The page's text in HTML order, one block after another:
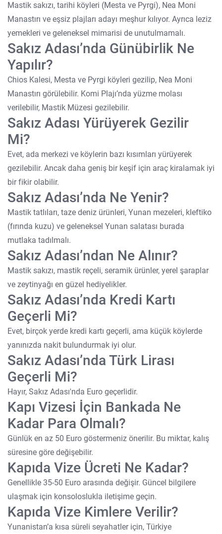
Mastik sakızı, tarihi köyleri (Mesta ve Pyrgi), Nea Moni
Manastırı ve eşsiz plajları adayı meşhur kılıyor. Ayrıca leziz
yemekleri ve geleneksel mimarisi de unutulmamalı.
Sakız Adası’nda Günübirlik Ne
Yapılır?
Chios Kalesi, Mesta ve Pyrgi köyleri gezilip, Nea Moni
Manastırı görülebilir. Komi Plajı’nda yüzme molası
verilebilir, Mastik Müzesi gezilebilir.
Sakız Adası Yürüyerek Gezilir
Mi?
Evet, ada merkezi ve köylerin bazı kısımları yürüyerek
gezilebilir. Ancak daha geniş bir keşif için araç kiralamak iyi
bir fikir olabilir.
Sakız Adası’nda Ne Yenir?
Mastik tatlıları, taze deniz ürünleri, Yunan mezeleri, kleftiko
(fırında kuzu) ve geleneksel Yunan salatası burada
mutlaka tadılmalı.
Sakız Adası’ndan Ne Alınır?
Mastik sakızı, mastik reçeli, seramik ürünler, yerel şaraplar
ve zeytinyağı en güzel hediyelikler.
Sakız Adası’nda Kredi Kartı
Geçerli Mi?
Evet, birçok yerde kredi kartı geçerli, ama küçük köylerde
yanınızda nakit bulundurmak iyi olur.
Sakız Adası’nda Türk Lirası
Geçerli Mi?
Hayır, Sakız Adası'nda Euro geçerlidir.
Kapı Vizesi İçin Bankada Ne
Kadar Para Olmalı?
Günlük en az 50 Euro göstermeniz önerilir. Bu miktar, kalış
süresine göre değişebilir.
Kapıda Vize Ücreti Ne Kadar?
Genellikle 35-50 Euro arasında değişir. Güncel bilgilere
ulaşmak için konsoloslukla iletişime geçin.
Kapıda Vize Kimlere Verilir?
Yunanistan’a kısa süreli seyahatler için, Türkiye